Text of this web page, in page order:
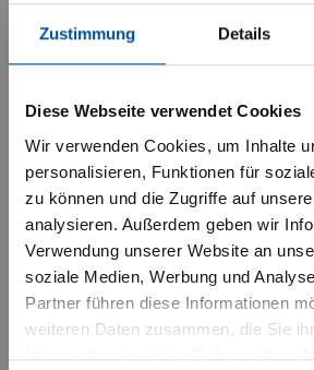
Zustimmung Details
Diese Webseite verwendet Cookies
Wir verwenden Cookies, um Inhalte
personalisieren, Funktionen für
zu können und die Zugriffe auf
analysieren. Außerdem geben wir
Verwendung unserer Website an
soziale Medien, Werbung und
Partner führen diese Informationen
weiteren Daten zusammen, die Sie
haben oder die sie im Rahmen Ihrer
Dividendenzahlungen
Manche Aktien sind
Dividendenzahlungen
können Aktienfonds
Aktives Management
Erfahrenes,
aktives Management
Institutionelle Investoren
Ich habe verstanden,
nachfolgenden
institutionelle Anleger
Datenschutzerklärung
Kenntnis genommen.“